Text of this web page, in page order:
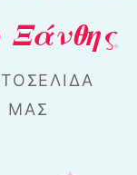
Ξάνθης
ΜΑΣ